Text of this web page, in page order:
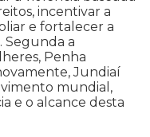
incentivar a
e fortalecer a
Segunda a
Penha
Jundiaí
mundial,
e o alcance desta